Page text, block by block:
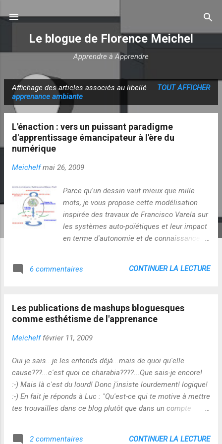
Le blogue de Florence Meichel
Apprendre à Apprendre
r
Affichage des articles associés au libellé
apprenance ambiante
TOUT AFFICHER
L'énaction : vers un puissant paradigme
d'apprentissage émancipateur à l'ère du
numérique
Meichelf mai 26, 2009
Parce qu'un dessin vaut mieux que mille
mots, je vous propose cette modélisation
inspirée des travaux de Francisco Varela sur
les systèmes auto-poïétiques et leur impact
en terme d'autonomie et de connaissance !
auto-poietique-selon-francisco.html Cliquer
permanence de notre couplage au monde et
aux autres...et ces apprentissages nous
forment, nous déforment et nous
monde aussi : grâce à des systèmes de
bouclages opérationnels (cf clôture
opérationnelle des processus auto-
poïétiques telle que la définissent Francisco
Varela et Humberto Maturana), rien n'est
! De cela, découlent des changements
6 commentaires CONTINUER LA LECTURE
Les publications de mashups bloguesques
comme esthétisme de l'apprenance
Meichelf février 11, 2009
Oui je sais...je les entends déjà...mais de quoi qu'elle
cause???...c'est quoi ce charabia????...Que sais-je encore!
:-) Mais là c'est du lourd! Donc j'insiste lourdement! logique!
:-) En fait je réponds à Luc : "Qu'est-ce qui te motive à mettre
tes trouvailles dans ce blog plutôt que dans un compte
blogue répond à quelques critères : - Le sujet m'intéresse - Il
2 commentaires CONTINUER LA LECTURE